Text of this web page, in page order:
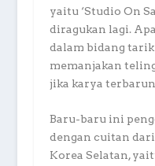
yaitu ‘Studio On
diragukan lagi.
dalam bidang tarik
memanjakan
jika karya
Baru-baru ini
dengan cuitan
Korea Selatan,